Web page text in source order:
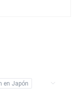
en Japón